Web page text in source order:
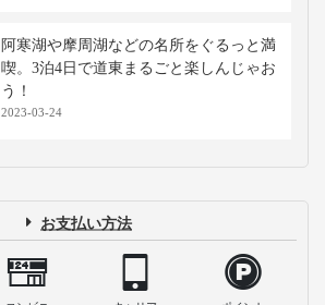
阿寒湖や摩周湖などの名所をぐるっと満
喫。3泊4日で道東まるごと楽しんじゃお
う！
2023-03-24
お支払い方法